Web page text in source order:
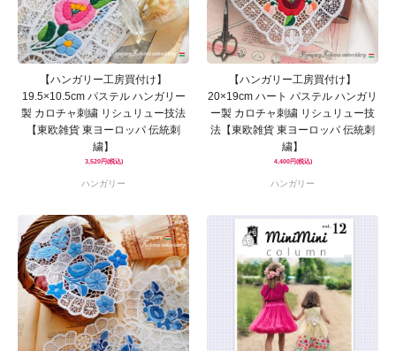
【ハンガリー工房買付け】
19.5×10.5cm パステル ハンガリー
製 カロチャ刺繍 リシュリュー技法
【東欧雑貨 東ヨーロッパ 伝統刺
繍】
3,520円(税込)
ハンガリー
【ハンガリー工房買付け】
20×19cm ハート パステル ハンガリ
ー製 カロチャ刺繍 リシュリュー技
法【東欧雑貨 東ヨーロッパ 伝統刺
繍】
4,400円(税込)
ハンガリー